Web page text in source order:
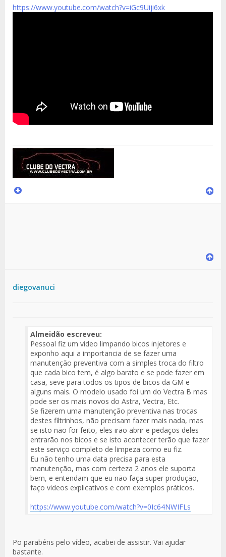
https://www.youtube.com/watch?v=iGc9Uiji6xk
diegovanuci
Almeidão escreveu:
Pessoal fiz um video limpando bicos injetores e
exponho aqui a importancia de se fazer uma
manutenção preventiva com a simples troca do filtro
que cada bico tem, é algo barato e se pode fazer em
casa, seve para todos os tipos de bicos da GM e
alguns mais. O modelo usado foi um do Vectra B mas
pode ser os mais novos do Astra, Vectra, Etc.
Se fizerem uma manutenção preventiva nas trocas
destes filtrinhos, não precisam fazer mais nada, mas
se isto não for feito, eles irão abrir e pedaços deles
entrarão nos bicos e se isto acontecer terão que fazer
este serviço completo de limpeza como eu fiz.
Eu não tenho uma data precisa para esta
manutenção, mas com certeza 2 anos ele suporta
bem, e entendam que eu não faça super produção,
faço videos explicativos e com exemplos práticos.
https://www.youtube.com/watch?v=0Ic64NWIFLs
Po parabéns pelo vídeo, acabei de assistir. Vai ajudar
bastante.